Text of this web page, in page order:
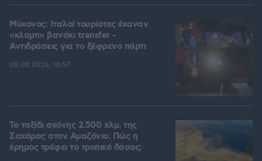
Μύκονος: Ιταλοί τουρίστες έκαναν
«κλαμπ» βανάκι transfer -
Αντιδράσεις για το ξέφρενο πάρτι
08.08.2026, 10:57
Το ταξίδι σκόνης 2.500 χλμ. της
Σαχάρας στον Αμαζόνιο: Πώς η
έρημος τρέφει το τροπικό δάσος;